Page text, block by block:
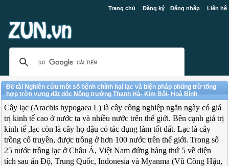
Trang chủ Đăng ký Đăng nhập Liên hệ
Đề tài Nghiên cứu một số bệnh chính hại lạc và biện pháp phũng trừ tổng
hợp trờn vựng đất dốc Nông trường Thanh Hà- Kim Bôi- Hoà Bình
Cây lạc (Arachis hypogaea L) là cây công nghiệp ngắn ngày có giá
trị kinh tế cao ở nước ta và nhiều nước trên thế giới. Bên cạnh giá trị
kinh tế ,lạc còn là cây họ đậu có tác dụng làm tốt đất. Lạc là cây
trồng cổ truyền, được trồng ở hơn 100 nước trên thế giới. Trong số
25 nước trồng lạc ở Châu Á, Việt Nam đứng hàng thứ 5 về diện
tích sau ấn Độ, Trung Quốc, Indonesia và Myanma (Vũ Công Hậu,